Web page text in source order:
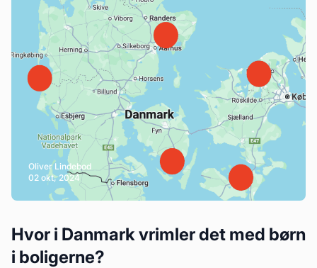
Oliver Lindebod
02 okt, 2024
Hvor i Danmark vrimler det med børn
i boligerne?